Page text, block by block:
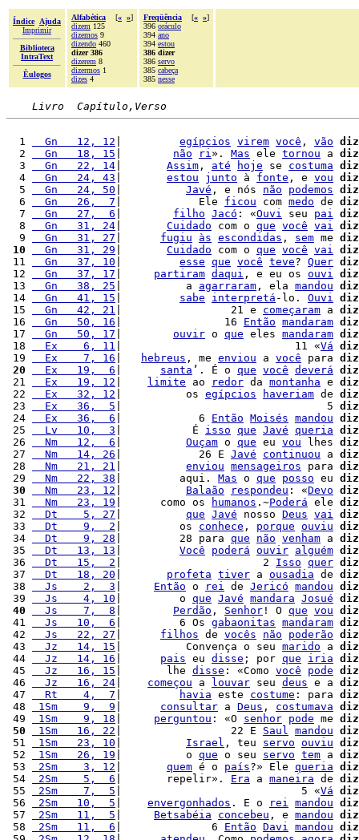
Índice
Ajuda
Imprimir
Biblioteca
IntraText
Èulogos
Alfabética [« »]
dizem 125
dizemos 9
dizendo 460
dizer 386
dizerem 8
dizermos 1
dizes 4
Freqüência [« »]
396 oráculo
394 ano
394 estou
386 dizer
386 servo
385 cabeça
385 nesse
Livro  Capítulo,Verso
  1
  Gn   12, 12
egípcios virem você , vão
  2
  Gn   18, 15
não ri». Mas ele tornou a
  3
  Gn   22, 14
Assim , até hoje se costuma
  4
  Gn   24, 43
estou junto à fonte , e vou
  5
  Gn   24, 50
Javé , e nós não podemos
  6
  Gn   26,  7
|            Ele ficou com medo de
  7
  Gn   27,  6
filho Jacó : «Ouvi seu pai
  8
  Gn   31, 24
Cuidado com o que você vai
  9
  Gn   31, 27
fugiu às escondidas , sem me
10
  Gn   31, 29
Cuidado com o que você vai
11
  Gn   37, 10
esse que você teve? Quer
12
  Gn   37, 17
partiram daqui , e eu os ouvi
13
  Gn   38, 25
|          a agarraram , ela mandou
14
  Gn   41, 15
sabe interpretá -lo. Ouvi
15
  Gn   42, 21
|                 21 e começaram a
16
  Gn   50, 16
|                16 Então mandaram
17
  Gn   50, 17
ouvir o que eles mandaram
18
  Ex    6, 11
|                           11 «Vá
19
  Ex    7, 16
hebreus , me enviou a você para
20
  Ex   19,  6
santa ’. É o que você deverá
21
  Ex   19, 12
limite ao redor da montanha e
22
  Ex   32, 12
|          os egípcios haveriam de
23
  Ex   36,  5
|                                5
24
  Ex   36,  6
|            6 Então Moisés mandou
25
  Lv   10,  3
|           É isso que Javé queria
26
  Nm   12,  6
Ouçam o que eu vou lhes
27
  Nm   14, 26
|            26 E Javé continuou a
28
  Nm   21, 21
enviou mensageiros para
29
  Nm   22, 38
|         aqui. Mas o que posso eu
30
  Nm   23, 12
Balaão respondeu : «Devo
31
  Nm   23, 19
|      como os humanos .~Poderá ele
32
  Dt    5, 27
que Javé nosso Deus vai
33
  Dt    9,  2
|         os conhece , porque ouviu
34
  Dt    9, 28
|         28 para que não venham a
35
  Dt   13, 13
Você poderá ouvir alguém
36
  Dt   15,  2
|                      2 Isso quer
37
  Dt   18, 20
profeta tiver a ousadia de
38
  Js    2,  3
Então o rei de Jericó mandou
39
  Js    4, 10
|         o que Javé mandara Josué
40
  Js    7,  8
Perdão , Senhor ! O que vou
41
  Js   10,  6
|         6 Os gabaonitas mandaram
42
  Js   22, 27
filhos de vocês não poderão
43
  Jz   14, 15
|          Convença o seu marido a
44
  Jz   14, 16
pais eu disse ; por que iria
45
  Jz   16, 15
|       lhe disse : «Como você pode
46
  Jz   16, 24
começou a louvar seu deus e a
47
  Rt    4,  7
havia este costume : para
48
1Sm    9,  9 consultar a Deus , costumava
49
1Sm    9, 18 perguntou : «O senhor pode me
50
1Sm   16, 22 |                 22 E Saul mandou
51
1Sm   23, 10 Israel , teu servo ouviu
52
1Sm   26, 19 |          o que o seu servo tem a
53
2Sm    3, 12 quem é o país?» Ele queria
54
2Sm    5,  6 |       repelir». Era a maneira de
55
2Sm    7,  5 |                            5 «Vá
56
2Sm   10,  5 envergonhados . E o rei mandou
57
2Sm   11,  5 Betsabéia concebeu , e mandou
58
2Sm   11,  6 |              6 Então Davi mandou